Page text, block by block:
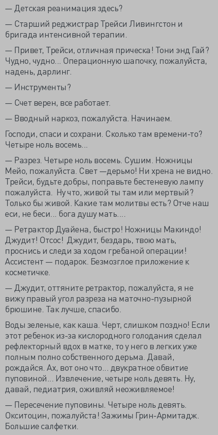
— Детская реанимация здесь?
— Старший реджистрар Трейси Ливингстон и
бригада интенсивной терапии.
— Привет, Трейси, отличная прическа! Тони энд Гай?
Чудно, чудно... Операционную шапочку, пожалуйста,
надень, дарлинг.
— Инструменты?
— Счет верен, все работает.
— Вводный наркоз, пожалуйста. Начинаем.
Господи, спаси и сохрани. Сколько там времени-то?
Четыре ноль восемь...
— Разрез. Четыре ноль восемь. Сушим. Ножницы
Мейо, пожалуйста. Свет —дерьмо! Ни хрена не видно.
Трейси, будьте добры, поправьте бестеневую лампу
пожалуйста. Ну что, живой ты там или мертвый?
Только бы живой. Какие там молитвы есть? Отче наш
еси, не беси... бога душу мать....
— Ретрактор Дуайена, быстро! Ножницы Макиндо!
Джудит! Отсос! Джудит, бездарь, твою мать,
проснись и следи за ходом гребаной операции!
Ассистент — подарок. Безмозглое приложение к
косметичке.
— Джудит, оттяните ретрактор, пожалуйста, я не
вижу правый угол разреза на маточно-пузырной
брюшине. Так лучше, спасибо.
Воды зеленые, как каша. Черт, слишком поздно! Если
этот ребенок из-за кислородного голодания сделал
рефлекторный вдох в матке, то у него в легких уже
полным полно собственного дерьма. Давай,
рождайся. Ах, вот оно что... двукратное обвитие
пуповиной... Извлечение, четыре ноль девять. Ну,
давай, педиатрия, оживляй неоживляемое!
— Пересечение пуповины. Четыре ноль девять.
Окситоцин, пожалуйста! Зажимы Грин-Армитадж.
Большие салфетки.